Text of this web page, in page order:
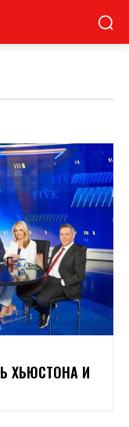
ХЬЮСТОНА И